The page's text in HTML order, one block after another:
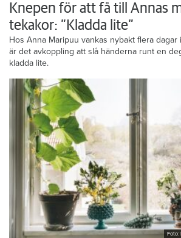
Knepen för att få till Annas
tekakor: ”Kladda lite”
Hos Anna Maripuu vankas nybakt flera
är det avkoppling att slå händerna runt en
kladda lite.
Foto: